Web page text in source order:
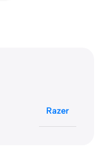
Razer